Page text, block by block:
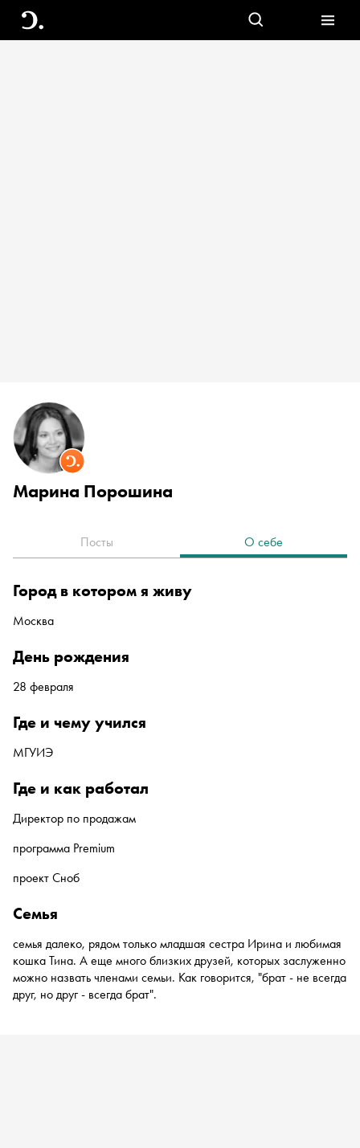
Марина Порошина
Посты О себе
город в котором я живу
Москва
день рождения
28 февраля
где и чему учился
МГУИЭ
где и как работал
Директор по продажам
программа Premium
проект Сноб
семья
семья далеко, рядом только младшая сестра Ирина и любимая
кошка Тина. А еще много близких друзей, которых заслуженно
можно назвать членами семьи. Как говорится, "брат - не всегда
друг, но друг - всегда брат".